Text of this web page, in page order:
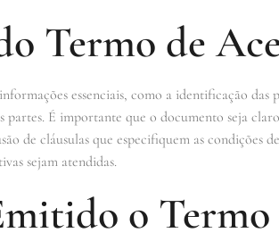
Termo de
essenciais, como a identificação
partes. É importante que o documento seja
de cláusulas que especifiquem as condições
sejam atendidas.
o